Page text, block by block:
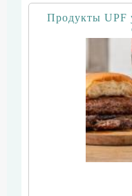
Продукты UPF